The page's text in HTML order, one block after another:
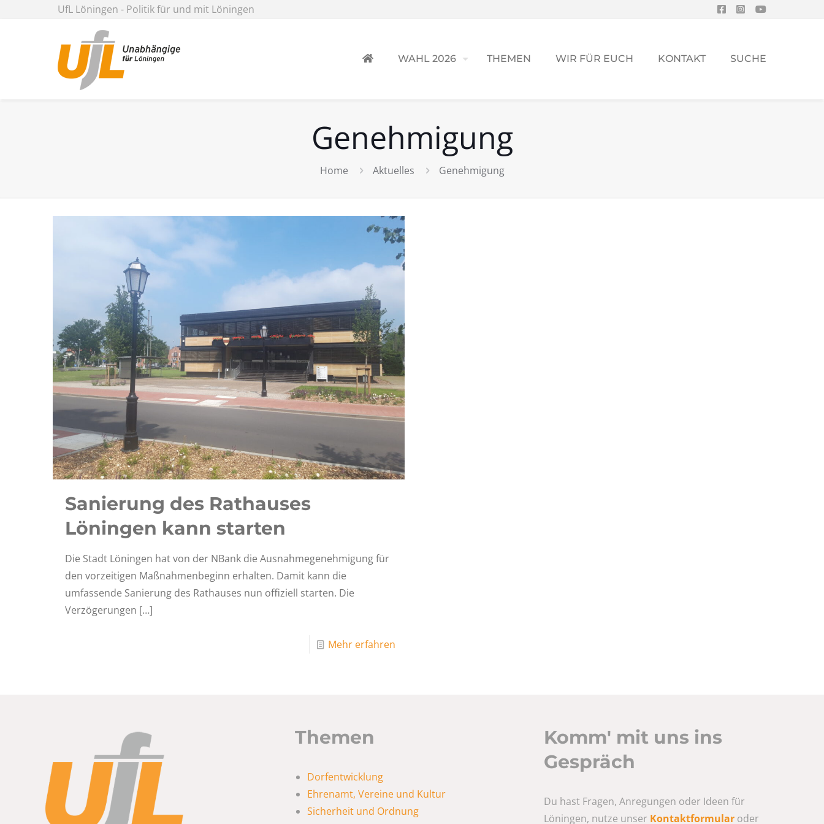
UfL Löningen - Politik für und mit Löningen
WAHL 2026 THEMEN WIR FÜR EUCH KONTAKT SUCHE
Genehmigung
Home Aktuelles Genehmigung
Sanierung des Rathauses
Löningen kann starten
Die Stadt Löningen hat von der NBank die Ausnahmegenehmigung für
den vorzeitigen Maßnahmenbeginn erhalten. Damit kann die
umfassende Sanierung des Rathauses nun offiziell starten. Die
Verzögerungen […]
Mehr erfahren
Themen
Dorfentwicklung
Ehrenamt, Vereine und Kultur
Sicherheit und Ordnung
Komm' mit uns ins
Gespräch
Du hast Fragen, Anregungen oder Ideen für
Löningen, nutze unser Kontaktformular oder